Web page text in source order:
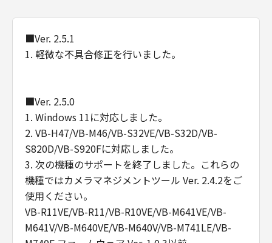
ア」をインストールされた時点で発効し、
下記(2)または(3)により終了されるまで有
のバックアップコピーを含むものとしま
す。以下同じ。）を廃棄し、且つ、インス
トール済みのすべての「許諾ソフトウェ
ア」を消去することにより本契約を終了さ
せることができます。
(3) キヤノンは、お客様が本契約のいずれ
かの条項に違反した場合、直ちに本契約を
終了させることができます。
(4) お客様は、上記(3)による本契約の終
■Ver. 2.5.1
1. 軽微な不具合修正を行いました。
■Ver. 2.5.0
1. Windows 11に対応しました。
2. VB-H47/VB-M46/VB-S32VE/VB-S32D/VB-
S820D/VB-S920Fに対応しました。
3. 次の機種のサポートを終了しました。これらの
機種ではカメラマネジメントツール Ver. 2.4.2をご
使用ください。
VB-R11VE/VB-R11/VB-R10VE/VB-M641VE/VB-
M641V/VB-M640VE/VB-M640V/VB-M741LE/VB-